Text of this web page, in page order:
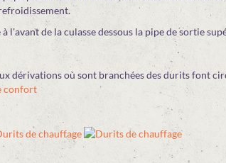
l'avant de la culasse dessous la pipe de sortie
dérivations où sont branchées des durits font
confort